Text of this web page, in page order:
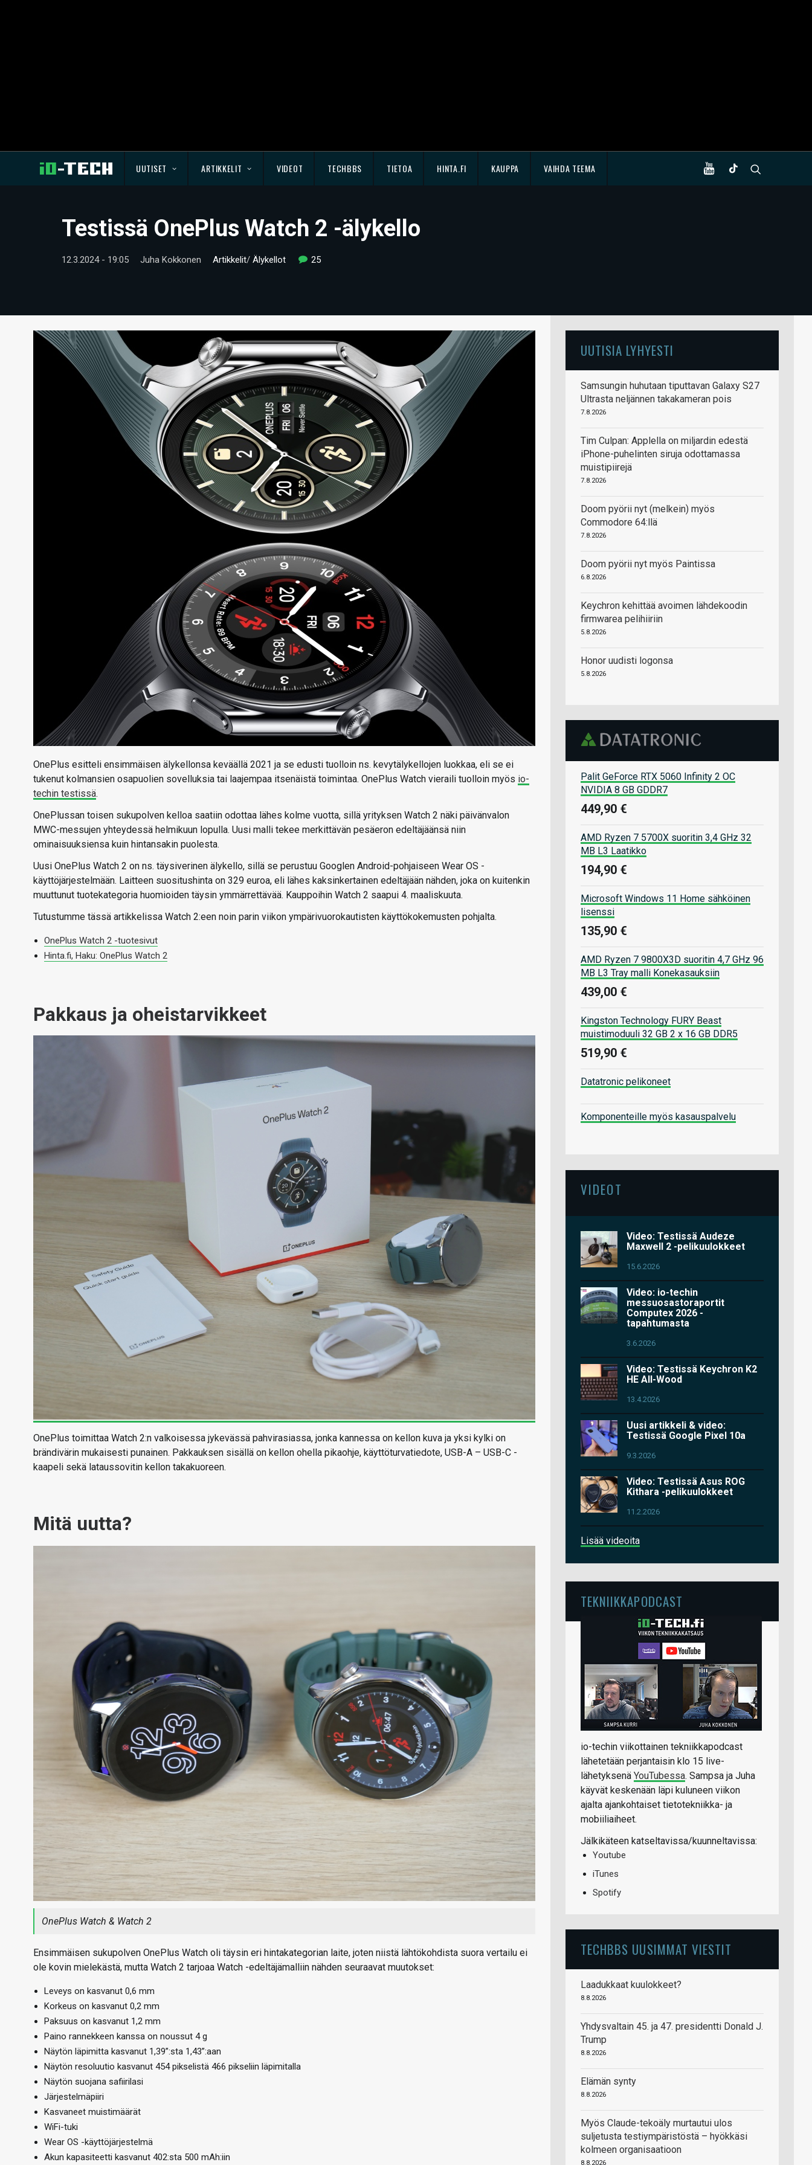
UUTISET ARTIKKELIT VIDEOT TECHBBS TIETOA HINTA.FI KAUPPA VAIHDA TEEMA
Testissä OnePlus Watch 2 -älykello
12.3.2024 - 19:05 Juha Kokkonen Artikkelit/ Älykellot 25
OnePlus esitteli ensimmäisen älykellonsa keväällä 2021 ja se edusti tuolloin ns. kevytälykellojen luokkaa, eli se ei
tukenut kolmansien osapuolien sovelluksia tai laajempaa itsenäistä toimintaa. OnePlus Watch vieraili tuolloin myös io-
techin testissä.
OnePlussan toisen sukupolven kelloa saatiin odottaa lähes kolme vuotta, sillä yrityksen Watch 2 näki päivänvalon
MWC-messujen yhteydessä helmikuun lopulla. Uusi malli tekee merkittävän pesäeron edeltäjäänsä niin
ominaisuuksiensa kuin hintansakin puolesta.
Uusi OnePlus Watch 2 on ns. täysiverinen älykello, sillä se perustuu Googlen Android-pohjaiseen Wear OS -
käyttöjärjestelmään. Laitteen suositushinta on 329 euroa, eli lähes kaksinkertainen edeltäjään nähden, joka on kuitenkin
muuttunut tuotekategoria huomioiden täysin ymmärrettävää. Kauppoihin Watch 2 saapui 4. maaliskuuta.
Tutustumme tässä artikkelissa Watch 2:een noin parin viikon ympärivuorokautisten käyttökokemusten pohjalta.
OnePlus Watch 2 -tuotesivut
Hinta.fi, Haku: OnePlus Watch 2
Pakkaus ja oheistarvikkeet
OnePlus toimittaa Watch 2:n valkoisessa jykevässä pahvirasiassa, jonka kannessa on kellon kuva ja yksi kylki on
brändivärin mukaisesti punainen. Pakkauksen sisällä on kellon ohella pikaohje, käyttöturvatiedote, USB-A – USB-C -
kaapeli sekä lataussovitin kellon takakuoreen.
Mitä uutta?
OnePlus Watch & Watch 2
Ensimmäisen sukupolven OnePlus Watch oli täysin eri hintakategorian laite, joten niistä lähtökohdista suora vertailu ei
ole kovin mielekästä, mutta Watch 2 tarjoaa Watch -edeltäjämalliin nähden seuraavat muutokset:
Leveys on kasvanut 0,6 mm
Korkeus on kasvanut 0,2 mm
Paksuus on kasvanut 1,2 mm
Paino rannekkeen kanssa on noussut 4 g
Näytön läpimitta kasvanut 1,39”:sta 1,43”:aan
Näytön resoluutio kasvanut 454 pikselistä 466 pikseliin läpimitalla
Näytön suojana safiirilasi
Järjestelmäpiiri
Kasvaneet muistimäärät
WiFi-tuki
Wear OS -käyttöjärjestelmä
Akun kapasiteetti kasvanut 402:sta 500 mAh:iin
UUTISIA LYHYESTI
Samsungin huhutaan tiputtavan Galaxy S27
Ultrasta neljännen takakameran pois
7.8.2026
Tim Culpan: Applella on miljardin edestä
iPhone-puhelinten siruja odottamassa
muistipiirejä
7.8.2026
Doom pyörii nyt (melkein) myös
Commodore 64:llä
7.8.2026
Doom pyörii nyt myös Paintissa
6.8.2026
Keychron kehittää avoimen lähdekoodin
firmwarea pelihiiriin
5.8.2026
Honor uudisti logonsa
5.8.2026
Palit GeForce RTX 5060 Infinity 2 OC
NVIDIA 8 GB GDDR7
449,90 €
AMD Ryzen 7 5700X suoritin 3,4 GHz 32
MB L3 Laatikko
194,90 €
Microsoft Windows 11 Home sähköinen
lisenssi
135,90 €
AMD Ryzen 7 9800X3D suoritin 4,7 GHz 96
MB L3 Tray malli Konekasauksiin
439,00 €
Kingston Technology FURY Beast
muistimoduuli 32 GB 2 x 16 GB DDR5
519,90 €
Datatronic pelikoneet
Komponenteille myös kasauspalvelu
VIDEOT
Video: Testissä Audeze
Maxwell 2 -pelikuulokkeet
15.6.2026
Video: io-techin
messuosastoraportit
Computex 2026 -
tapahtumasta
3.6.2026
Video: Testissä Keychron K2
HE All-Wood
13.4.2026
Uusi artikkeli & video:
Testissä Google Pixel 10a
9.3.2026
Video: Testissä Asus ROG
Kithara -pelikuulokkeet
11.2.2026
Lisää videoita
TEKNIIKKAPODCAST
io-techin viikottainen tekniikkapodcast
lähetetään perjantaisin klo 15 live-
lähetyksenä YouTubessa. Sampsa ja Juha
käyvät keskenään läpi kuluneen viikon
ajalta ajankohtaiset tietotekniikka- ja
mobiiliaiheet.
Jälkikäteen katseltavissa/kuunneltavissa:
Youtube
iTunes
Spotify
TECHBBS UUSIMMAT VIESTIT
Laadukkaat kuulokkeet?
8.8.2026
Yhdysvaltain 45. ja 47. presidentti Donald J.
Trump
8.8.2026
Elämän synty
8.8.2026
Myös Claude-tekoäly murtautui ulos
suljetusta testiympäristöstä – hyökkäsi
kolmeen organisaatioon
8.8.2026